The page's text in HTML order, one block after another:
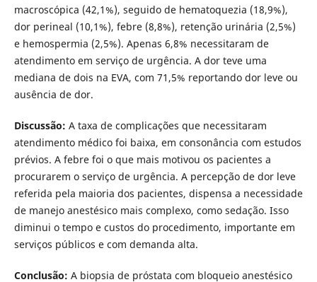
macroscópica (42,1%), seguido de hematoquezia (18,9%),
dor perineal (10,1%), febre (8,8%), retenção urinária (2,5%)
e hemospermia (2,5%). Apenas 6,8% necessitaram de
atendimento em serviço de urgência. A dor teve uma
mediana de dois na EVA, com 71,5% reportando dor leve ou
ausência de dor.
Discussão: A taxa de complicações que necessitaram
atendimento médico foi baixa, em consonância com estudos
prévios. A febre foi o que mais motivou os pacientes a
procurarem o serviço de urgência. A percepção de dor leve
referida pela maioria dos pacientes, dispensa a necessidade
de manejo anestésico mais complexo, como sedação. Isso
diminui o tempo e custos do procedimento, importante em
serviços públicos e com demanda alta.
Conclusão: A biopsia de próstata com bloqueio anestésico